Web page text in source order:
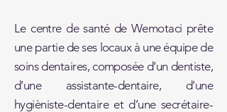
Le centre de santé de Wemotaci prête
une partie de ses locaux à une équipe de
soins dentaires, composée d’un dentiste,
d’une assistante-dentaire, d’une
hygièniste-dentaire et d’une secrétaire-